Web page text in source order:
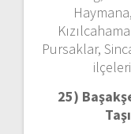
Pursaklar,
25)